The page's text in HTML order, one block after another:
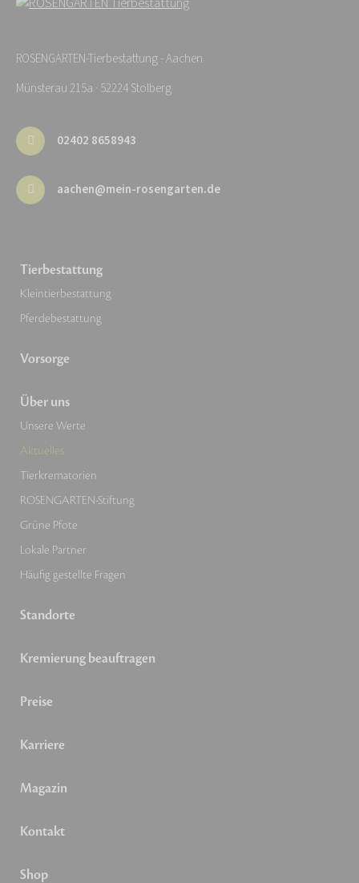
ROSENGARTEN-Tierbestattung - Aachen
Münsterau 215a · 52224 Stolberg
02402 8658943
aachen@mein-rosengarten.de
Tierbestattung
Kleintierbestattung
Pferdebestattung
Vorsorge
Über uns
Unsere Werte
Aktuelles
Tierkrematorien
ROSENGARTEN-Stiftung
Grüne Pfote
Lokale Partner
Häufig gestellte Fragen
Standorte
Kremierung beauftragen
Preise
Karriere
Magazin
Kontakt
Shop